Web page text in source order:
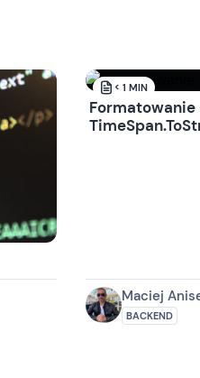
< 1 MIN
Formatowanie
Maciej
BACKEND